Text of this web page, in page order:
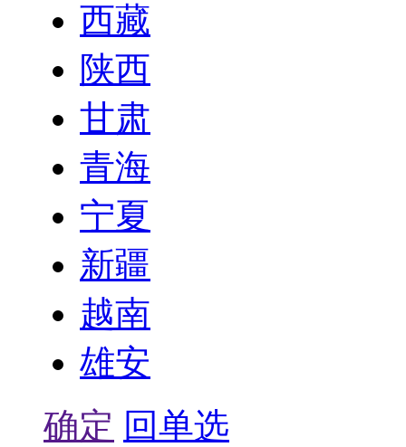
西藏
陕西
甘肃
青海
宁夏
新疆
越南
雄安
确定 回单选